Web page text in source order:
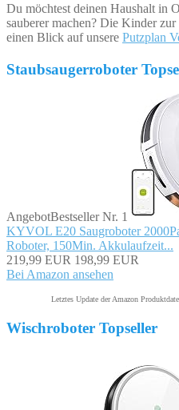
Du möchtest deinen Haushalt in
sauberer machen? Die Kinder
einen Blick auf unsere Putzplan
Staubsaugerroboter
AngebotBestseller Nr. 1
KYVOL E20 Saugroboter
Roboter, 150Min. Akkulaufzeit...
219,99 EUR 198,99 EUR
Bei Amazon ansehen
Letztes Update der Amazon
Wischroboter Topseller